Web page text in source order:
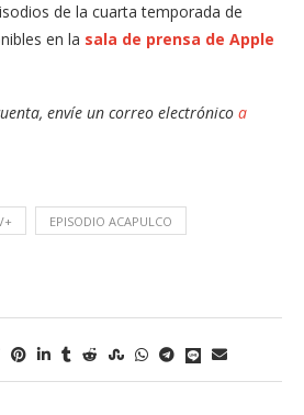
de la cuarta temporada de
en la sala de prensa de Apple
envíe un correo electrónico a
EPISODIO ACAPULCO